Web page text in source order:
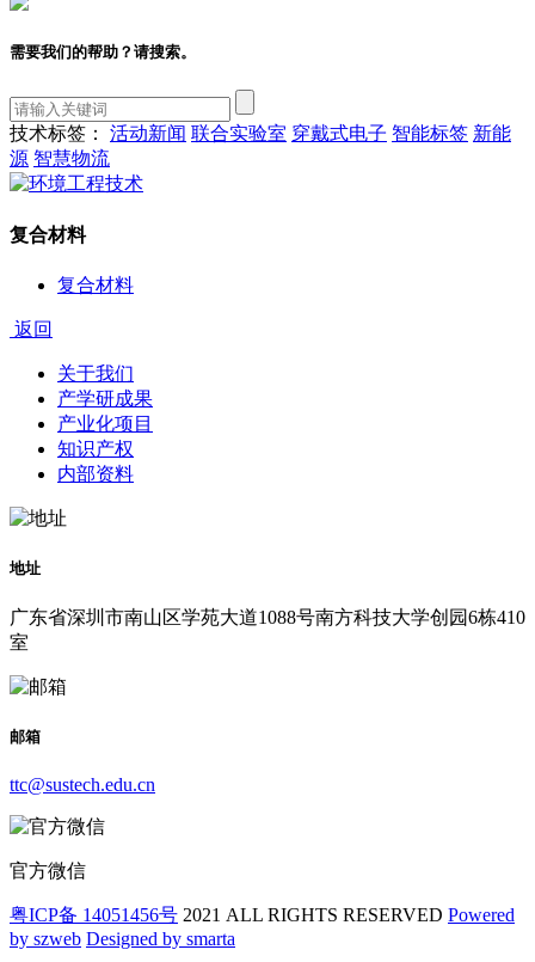
需要我们的帮助？请搜索。
技术标签： 活动新闻 联合实验室 穿戴式电子 智能标签 新能
源 智慧物流
复合材料
复合材料
返回
关于我们
产学研成果
产业化项目
知识产权
内部资料
地址
广东省深圳市南山区学苑大道1088号南方科技大学创园6栋410
室
邮箱
ttc@sustech.edu.cn
官方微信
粤ICP备 14051456号 2021 ALL RIGHTS RESERVED Powered
by szweb Designed by smarta